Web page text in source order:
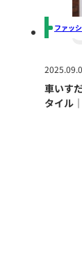
車いす
タイル
ファッ